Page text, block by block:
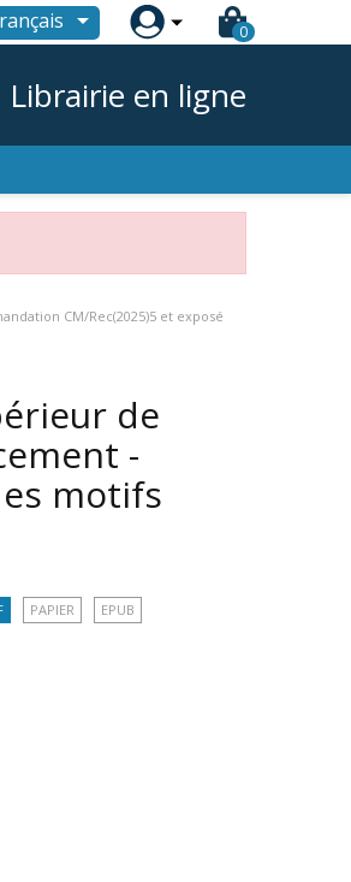
 0
Librairie en ligne
CM/Rec(2025)5 et exposé
de
-
motifs
PAPIER EPUB